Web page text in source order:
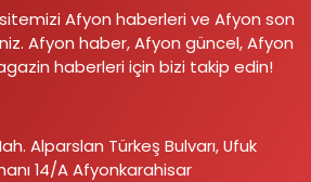
Afyon haberleri ve Afyon son
Afyon haber, Afyon güncel, Afyon
haberleri için bizi takip edin!
Alparslan Türkeş Bulvarı, Ufuk
14/A Afyonkarahisar